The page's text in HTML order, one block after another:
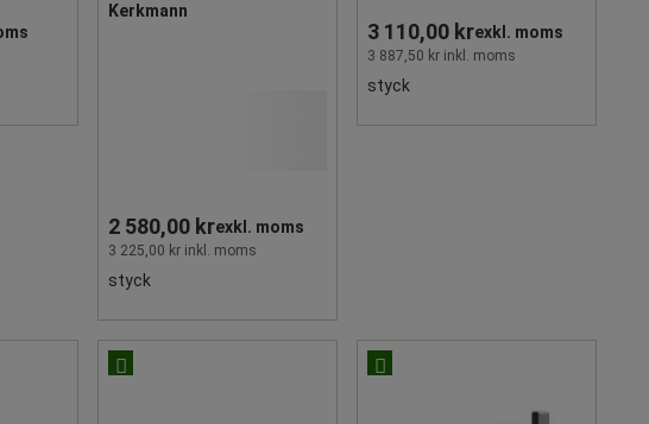
Kerkmann
2 580,00 krexkl. moms
3 225,00 kr inkl. moms
styck
3 110,00 krexkl. moms
3 887,50 kr inkl. moms
styck